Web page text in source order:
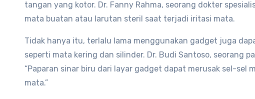
tangan yang kotor. Dr. Fanny Rahma, seorang dokter
mata buatan atau larutan steril saat terjadi iritasi mata.
Tidak hanya itu, terlalu lama menggunakan gadget juga
seperti mata kering dan silinder. Dr. Budi Santoso, seorang
“Paparan sinar biru dari layar gadget dapat merusak sel-sel
mata.”